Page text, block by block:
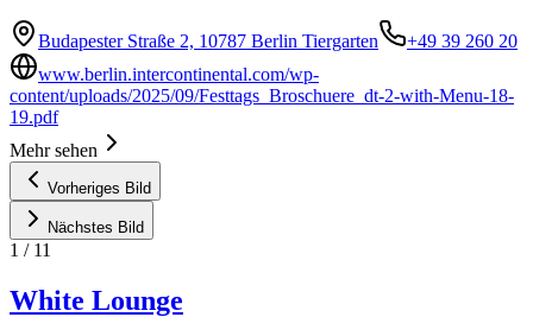
Budapester Straße 2, 10787 Berlin Tiergarten
+49 39 260 20
www.berlin.intercontinental.com/wp-
content/uploads/2025/09/Festtags_Broschuere_dt-2-with-Menu-18-
19.pdf
Mehr sehen
Vorheriges Bild
Nächstes Bild
1 / 11
White Lounge